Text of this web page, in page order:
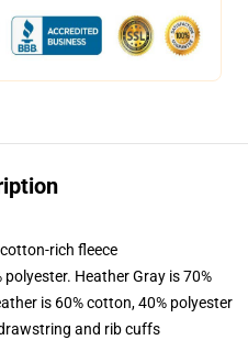
rich fleece
Heather Gray is 70%
is 60% cotton, 40% polyester
and rib cuffs